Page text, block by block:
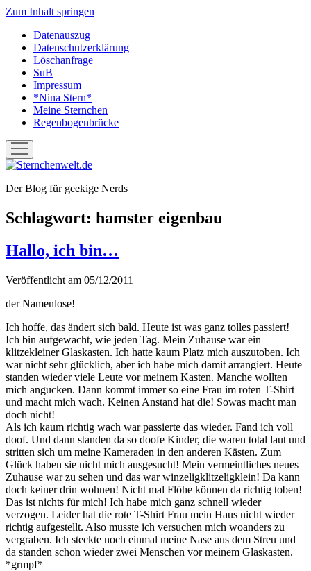
Zum Inhalt springen
Datenauszug
Datenschutzerklärung
Löschanfrage
SuB
Impressum
*Nina Stern*
Meine Sternchen
Regenbogenbrücke
Menü
öffnen
Sternchenwelt.de
Der Blog für geekige Nerds
Schlagwort: hamster eigenbau
Hallo, ich bin…
Veröffentlicht am 05/12/2011
der Namenlose!
Ich hoffe, das ändert sich bald. Heute ist was ganz tolles passiert!
Ich bin aufgewacht, wie jeden Tag. Mein Zuhause war ein
klitzekleiner Glaskasten. Ich hatte kaum Platz mich auszutoben. Ich
war nicht sehr glücklich, aber ich habe mich damit arrangiert. Heute
standen wieder viele Leute vor meinem Kasten. Manche wollten
mich angucken. Dann kommt immer so eine Frau im roten T-Shirt
und macht mich wach. Keinen Anstand hat die! Sowas macht man
doch nicht!
Als ich kaum richtig wach war passierte das wieder. Fand ich voll
doof. Und dann standen da so doofe Kinder, die waren total laut und
stritten sich um meine Kameraden in den anderen Kästen. Zum
Glück haben sie nicht mich ausgesucht! Mein vermeintliches neues
Zuhause war zu sehen und das war winzeligklitzeligklein! Da kann
doch keiner drin wohnen! Nicht mal Flöhe können da richtig toben!
Das ist nichts für mich! Ich habe mich ganz schnell wieder
verzogen. Leider hat die rote T-Shirt Frau mein Haus nicht wieder
richtig aufgestellt. Also musste ich versuchen mich woanders zu
vergraben. Ich steckte noch einmal meine Nase aus dem Streu und
da standen schon wieder zwei Menschen vor meinem Glaskasten.
*grmpf*